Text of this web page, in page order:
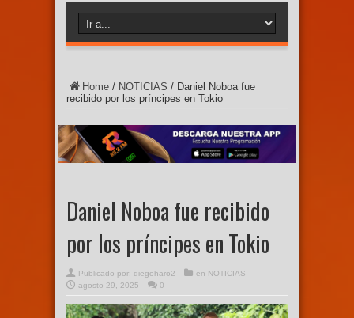
Home / NOTICIAS / Daniel Noboa fue
recibido por los príncipes en Tokio
Daniel Noboa fue recibido
por los príncipes en Tokio
Publicado por: diegoharo2 en NOTICIAS
agosto 29, 2025
0